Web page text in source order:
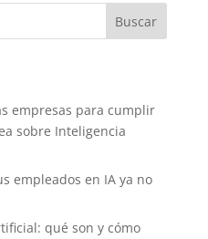
Buscar
empresas para cumplir
sobre Inteligencia
empleados en IA ya no
qué son y cómo